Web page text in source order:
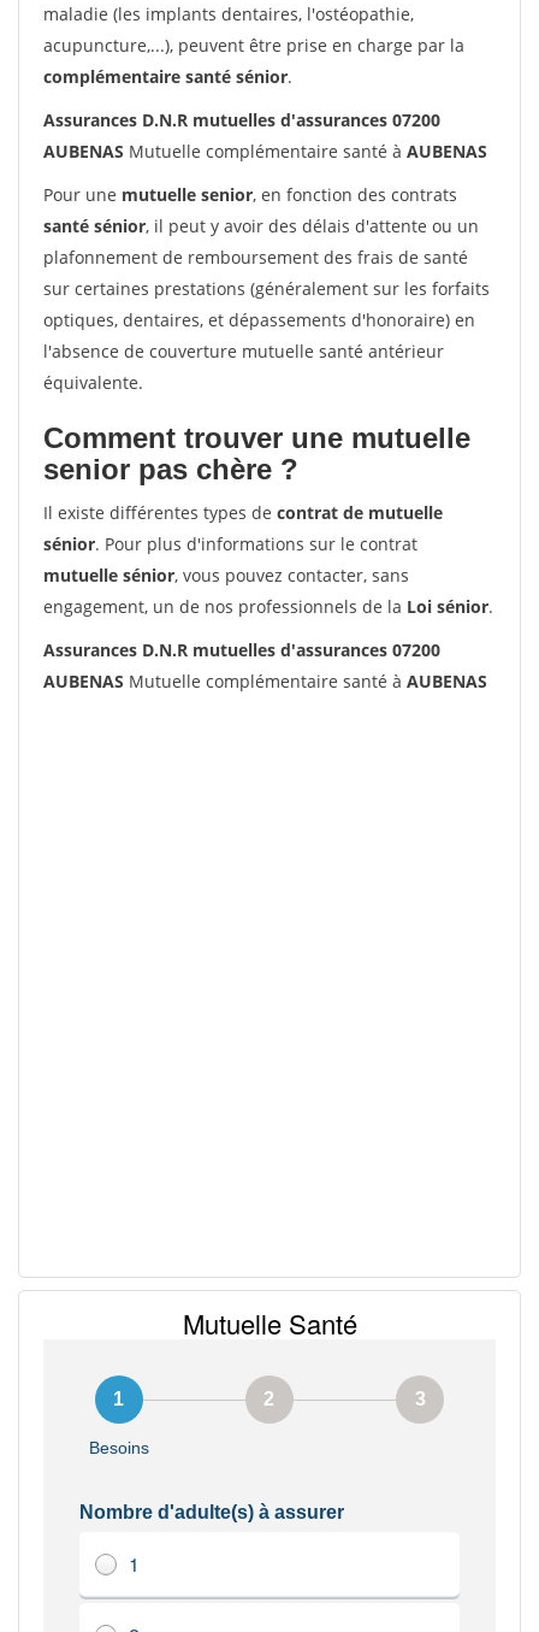
maladie (les implants dentaires, l'ostéopathie,
acupuncture,...), peuvent être prise en charge par la
complémentaire santé sénior.
Assurances D.N.R mutuelles d'assurances 07200
AUBENAS Mutuelle complémentaire santé à AUBENAS
Pour une mutuelle senior, en fonction des contrats
santé sénior, il peut y avoir des délais d'attente ou un
plafonnement de remboursement des frais de santé
sur certaines prestations (généralement sur les forfaits
optiques, dentaires, et dépassements d'honoraire) en
l'absence de couverture mutuelle santé antérieur
équivalente.
Comment trouver une mutuelle
senior pas chère ?
Il existe différentes types de contrat de mutuelle
sénior. Pour plus d'informations sur le contrat
mutuelle sénior, vous pouvez contacter, sans
engagement, un de nos professionnels de la Loi sénior.
Assurances D.N.R mutuelles d'assurances 07200
AUBENAS Mutuelle complémentaire santé à AUBENAS